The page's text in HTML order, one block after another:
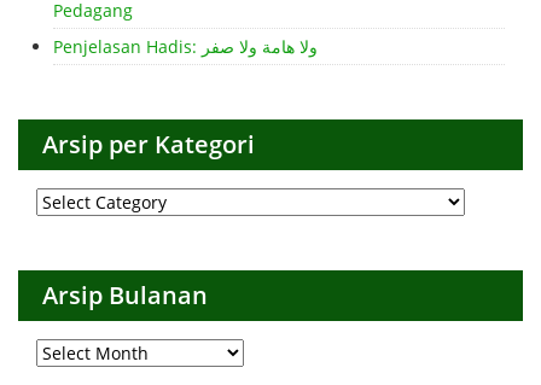
Pedagang
Penjelasan Hadis: ولا هامة ولا صفر
Arsip per Kategori
Arsip
per
Arsip Bulanan
Arsip
Bulanan